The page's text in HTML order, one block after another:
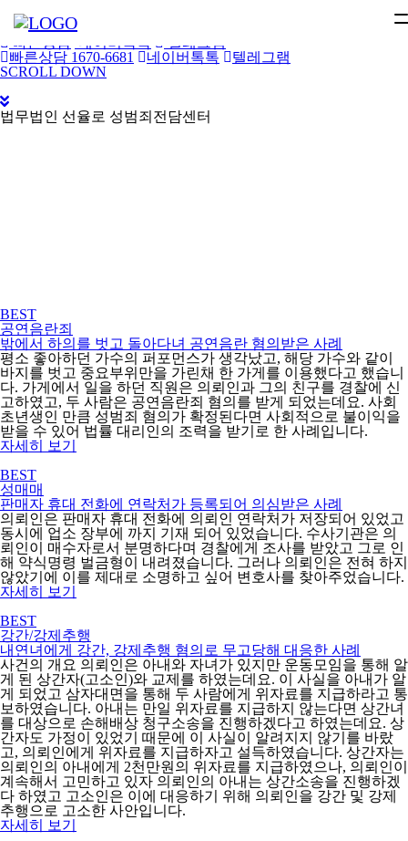
오늘 그만 볼래요
빠른상담 네이버톡톡
텔레그램
빠른상담 1670-6681
네이버톡톡
텔레그램
메
건
너
뛰
SCROLL DOWN
법무법인 선율로 성범죄전담센터
BEST
공연음란죄
밖에서 하의를 벗고 돌아다녀 공연음란 혐의받은 사례
평소 좋아하던 가수의 퍼포먼스가 생각났고, 해당 가수와 같이
바지를 벗고 중요부위만을 가린채 한 가게를 이용했다고 했습니
다. 가게에서 일을 하던 직원은 의뢰인과 그의 친구를 경찰에 신
고하였고, 두 사람은 공연음란죄 혐의를 받게 되었는데요. 사회
초년생인 만큼 성범죄 혐의가 확정된다면 사회적으로 불이익을
받을 수 있어 법률 대리인의 조력을 받기로 한 사례입니다.
자세히 보기
BEST
성매매
판매자 휴대 전화에 연락처가 등록되어 의심받은 사례
의뢰인은 판매자 휴대 전화에 의뢰인 연락처가 저장되어 있었고
동시에 업소 장부에 까지 기재 되어 있었습니다. 수사기관은 의
뢰인이 매수자로서 분명하다며 경찰에게 조사를 받았고 그로 인
해 약식명령 벌금형이 내려졌습니다. 그러나 의뢰인은 전혀 하지
않았기에 이를 제대로 소명하고 싶어 변호사를 찾아주었습니다.
자세히 보기
BEST
강간/강제추행
내연녀에게 강간, 강제추행 혐의로 무고당해 대응한 사례
사건의 개요 의뢰인은 아내와 자녀가 있지만 운동모임을 통해 알
게 된 상간자(고소인)와 교제를 하였는데요. 이 사실을 아내가 알
게 되었고 삼자대면을 통해 두 사람에게 위자료를 지급하라고 통
보하였습니다. 아내는 만일 위자료를 지급하지 않는다면 상간녀
를 대상으로 손해배상 청구소송을 진행하겠다고 하였는데요. 상
간자도 가정이 있었기 때문에 이 사실이 알려지지 않기를 바랐
고, 의뢰인에게 위자료를 지급하자고 설득하였습니다. 상간자는
의뢰인의 아내에게 2천만원의 위자료를 지급하였으나, 의뢰인이
계속해서 고민하고 있자 의뢰인의 아내는 상간소송을 진행하겠
다 하였고 고소인은 이에 대응하기 위해 의뢰인을 강간 및 강제
추행으로 고소한 사안입니다.
자세히 보기